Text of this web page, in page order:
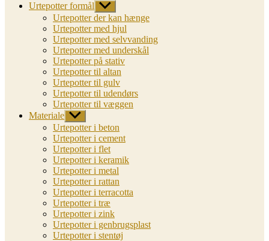
Urtepotter formål Vis
undermenu
Urtepotter der kan hænge
Urtepotter med hjul
Urtepotter med selvvanding
Urtepotter med underskål
Urtepotter på stativ
Urtepotter til altan
Urtepotter til gulv
Urtepotter til udendørs
Urtepotter til væggen
Materiale Vis
undermenu
Urtepotter i beton
Urtepotter i cement
Urtepotter i flet
Urtepotter i keramik
Urtepotter i metal
Urtepotter i rattan
Urtepotter i terracotta
Urtepotter i træ
Urtepotter i zink
Urtepotter i genbrugsplast
Urtepotter i stentøj